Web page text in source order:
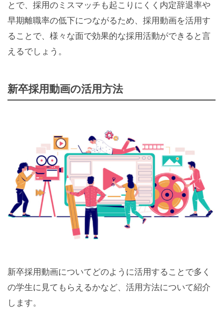
とで、採用のミスマッチも起こりにくく内定辞退率や
早期離職率の低下につながるため、採用動画を活用す
ることで、様々な面で効果的な採用活動ができると言
えるでしょう。
新卒採用動画の活用方法
新卒採用動画についてどのように活用することで多く
の学生に見てもらえるかなど、活用方法について紹介
します。